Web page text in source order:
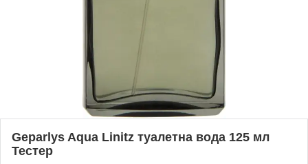
Geparlys Aqua Linitz туалетна вода 125 мл
Тестер